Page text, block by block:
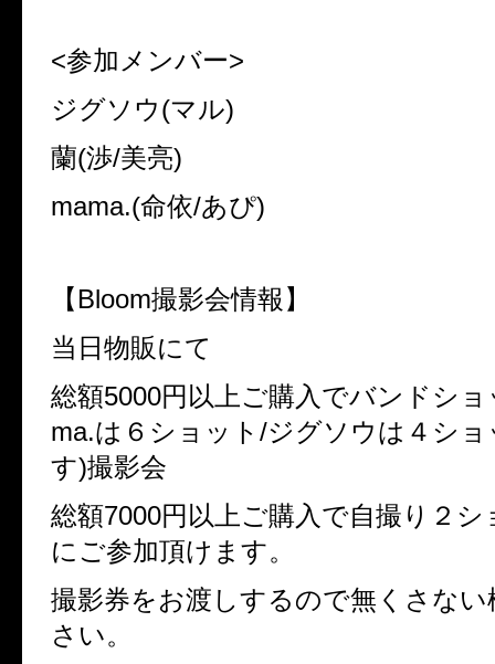
<参加メンバー>
ジグソウ(マル)
蘭(渉/美亮)
mama.(命依/あぴ)
【Bloom撮影会情報】
当日物販にて
総額5000円以上ご購入でバンドシ
ma.は６ショット/ジグソウは４シ
す)撮影会
総額7000円以上ご購入で自撮り２シ
にご参加頂けます。
撮影券をお渡しするので無くさな
さい。